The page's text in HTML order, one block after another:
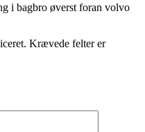
i bagbro øverst foran volvo
Krævede felter er